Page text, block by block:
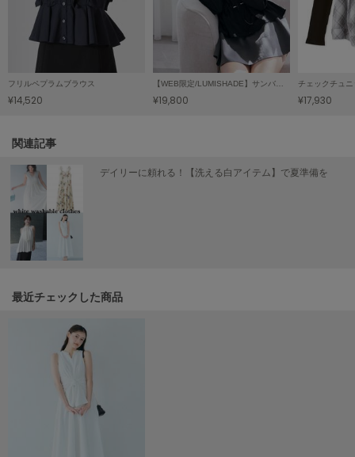
PUMA
プーマ
Reebok
SALOMON
サロモン
sanrio house
サンリオハウス
SESAME STREET MARKET
Sneakers by emmi
スニーカーズ バイ エミ
Snow Peak
スノーピーク
フリルペプラムブラウス
¥14,520 ¥19,800
チェックチュ
¥17,930
関連記事
デイリーに頼れる！【洗える白アイテム】で夏準備を
最近チェックした商品